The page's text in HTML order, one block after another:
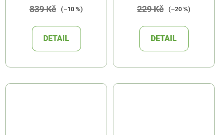
839 Kč (–10 %)
DETAIL
229 Kč (–20 %)
DETAIL